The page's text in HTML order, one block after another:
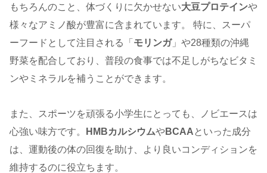
もちろんのこと、体づくりに欠かせない大豆プロテインや
様々なアミノ酸が豊富に含まれています。 特に、スーパ
ーフードとして注目される「 モリンガ」や28種類の沖縄
野菜を配合しており、普段の食事では不足しがちなビタミ
ンやミネラルを補うことができます。
また、スポーツを頑張る小学生にとっても、ノビエースは
心強い味方です。
HMBカルシウムやBCAA といった成分
は、運動後の体の回復を助け、より良いコンディションを
維持するのに役立ちます。